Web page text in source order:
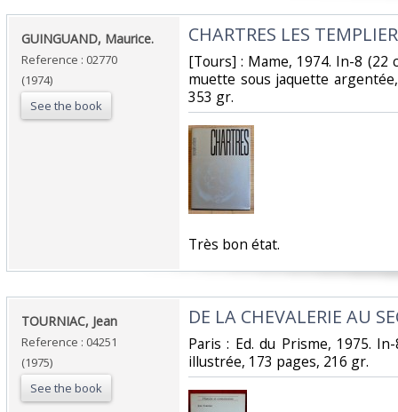
‎GUINGUAND, Maurice.‎
Reference : 02770
(1974)
See the book
‎CHARTRES LES
‎[Tours] : Mame, 1974. In-8 (22
muette sous jaquette
353 gr.‎
‎Très bon état.‎
‎TOURNIAC, Jean‎
Reference : 04251
(1975)
See the book
‎DE LA CHEVALERIE AU
‎Paris : Ed. du Prisme, 1975.
illustrée, 173 pages, 216 gr. ‎